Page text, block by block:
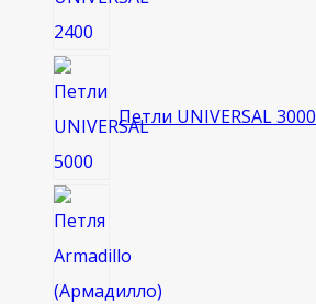
Петли UNIVERSAL 3000